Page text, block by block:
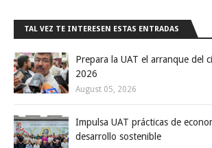
TAL VEZ TE INTERESEN ESTAS ENTRADAS
Prepara la UAT el arranque del
2026
August 05, 2026
Impulsa UAT prácticas de
desarrollo sostenible